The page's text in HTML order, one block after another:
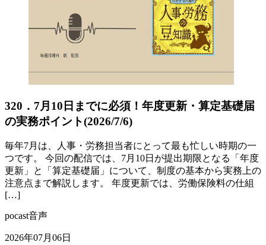
320．7月10日までに必須！年度更新・算定基礎届
の実務ポイント(2026/7/6)
毎年7月は、人事・労務担当者にとって最も忙しい時期の一
つです。 今回の配信では、7月10日が提出期限となる「年度
更新」と「算定基礎届」について、制度の基本から実務上の
注意点まで解説します。 年度更新では、労働保険料の仕組
[…]
pocast音声
2026年07月06日